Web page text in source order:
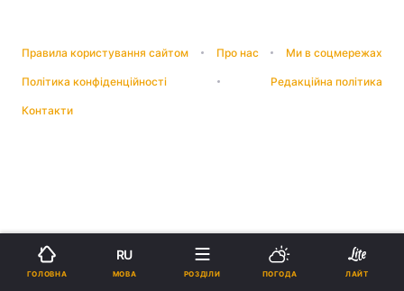
Правила користування сайтом Про нас Ми в соцмережах
Політика конфіденційності Редакційна політика
Контакти
ГОЛОВНА
RU
МОВА РОЗДІЛИ ПОГОДА ЛАЙТ